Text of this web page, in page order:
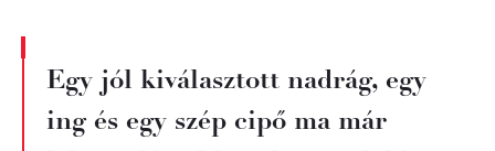
Egy jól kiválasztott nadrág, egy
ing és egy szép cipő ma már